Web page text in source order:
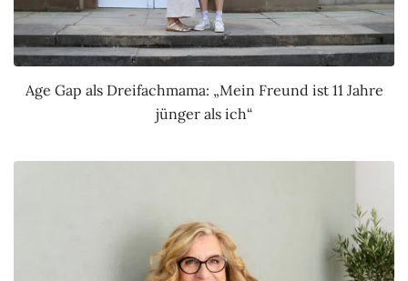
Age Gap als Dreifachmama: „Mein Freund ist 11 Jahre
jünger als ich“